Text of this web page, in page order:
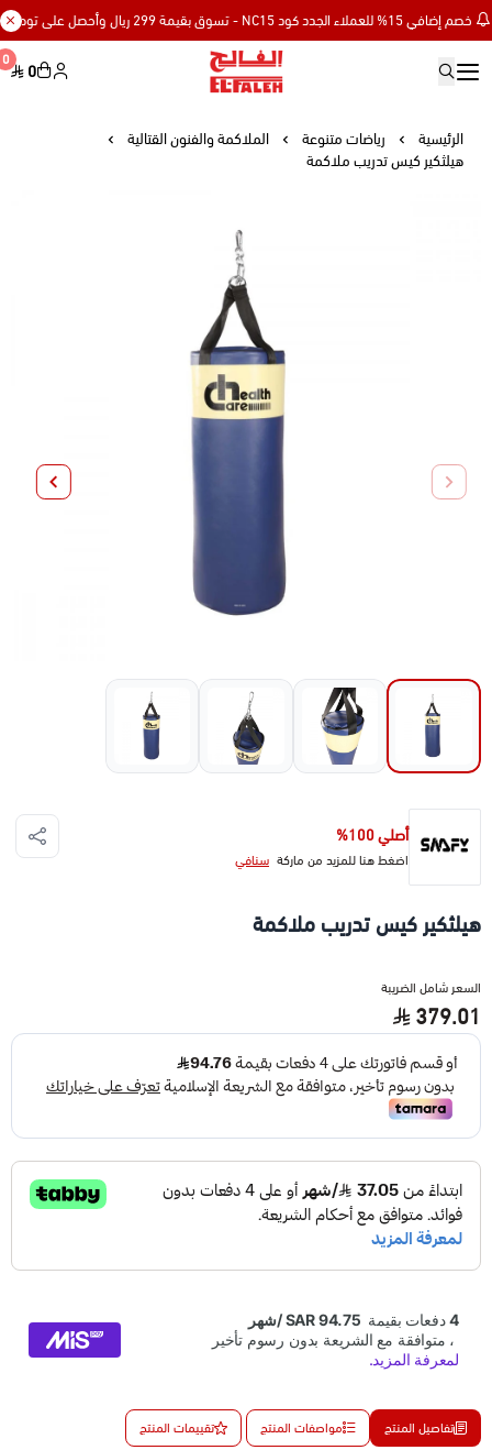
خصم إضافي 15% للعملاء الجدد كود NC15 - تسوق بقيمة 299 ريال وأحصل على توصيل مجاني
0 0
الرئيسية رياضات متنوعة
الملاكمة والفنون القتالية
هيلثكير كيس تدريب ملاكمة
أصلي 100%
اضغط هنا للمزيد من ماركة سنافي
هيلثكير كيس تدريب ملاكمة
السعر شامل الضريبة
379.01
تفاصيل المنتج مواصفات المنتج تقييمات المنتج